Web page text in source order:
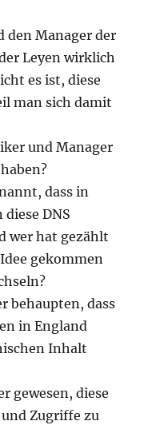
den Manager der
Leyen wirklich
es ist, diese
man sich damit
und Manager
dass in
DNS
wer hat gezählt
gekommen
behaupten, dass
in England
Inhalt
gewesen, diese
und Zugriffe zu